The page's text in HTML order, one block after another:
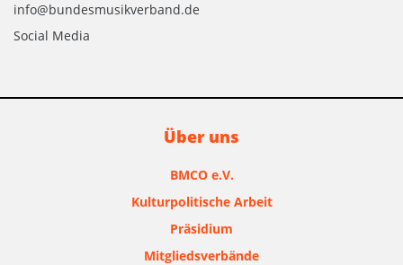
info@bundesmusikverband.de
Social Media
Über uns
BMCO e.V.
Kulturpolitische Arbeit
Präsidium
Mitgliedsverbände